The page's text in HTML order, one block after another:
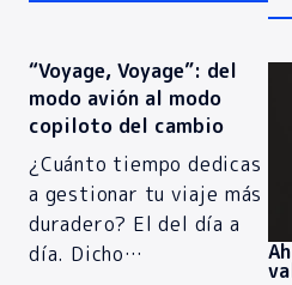
“Voyage, Voyage”: del
modo avión al modo
copiloto del cambio
¿Cuánto tiempo dedicas
a gestionar tu viaje más
duradero? El del día a
día. Dicho…